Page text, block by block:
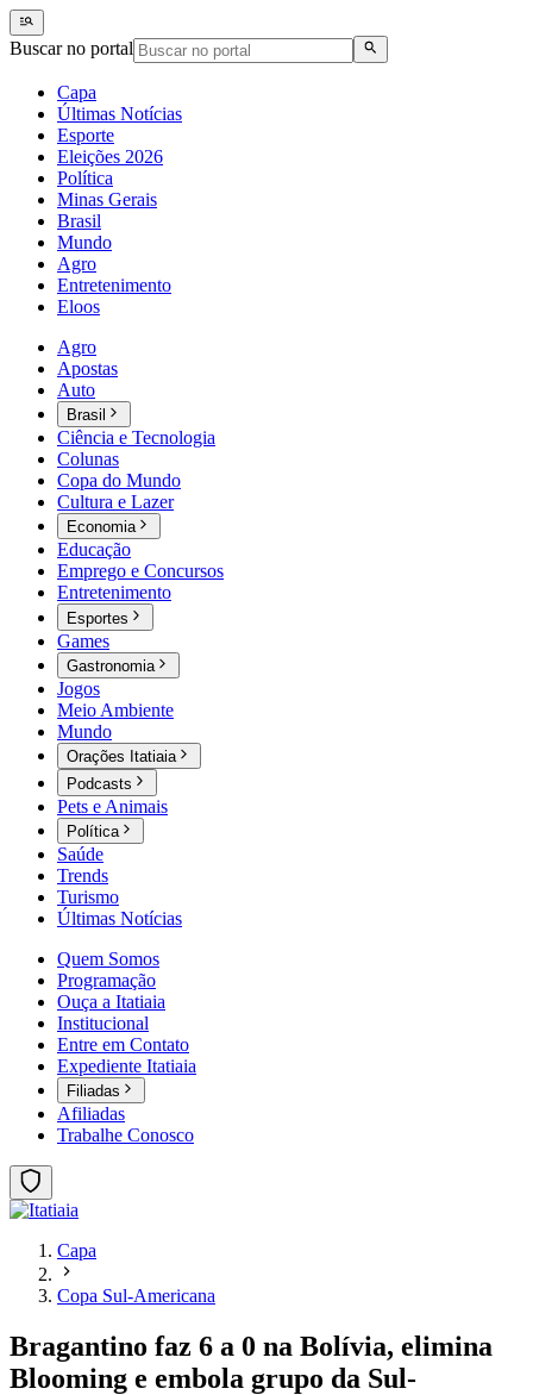
Buscar no portal
Capa
Últimas Notícias
Esporte
Eleições 2026
Política
Minas Gerais
Brasil
Mundo
Agro
Entretenimento
Eloos
Agro
Apostas
Auto
Brasil
Ciência e Tecnologia
Colunas
Copa do Mundo
Cultura e Lazer
Economia
Educação
Emprego e Concursos
Entretenimento
Esportes
Games
Gastronomia
Jogos
Meio Ambiente
Mundo
Orações Itatiaia
Podcasts
Pets e Animais
Política
Saúde
Trends
Turismo
Últimas Notícias
Quem Somos
Programação
Ouça a Itatiaia
Institucional
Entre em Contato
Expediente Itatiaia
Filiadas
Afiliadas
Trabalhe Conosco
Capa
Copa Sul-Americana
Bragantino faz 6 a 0 na Bolívia, elimina
Blooming e embola grupo da Sul-